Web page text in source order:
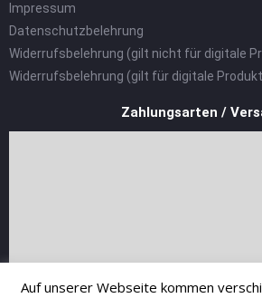
Impressum
Datenschutzbelehrung
Widerrufsbelehrung (gilt nicht für digitale
Widerrufsbelehrung (gilt für digitale
Zahlungsarten /
Auf unserer Webseite kommen